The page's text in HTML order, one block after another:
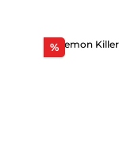
%Rabatt